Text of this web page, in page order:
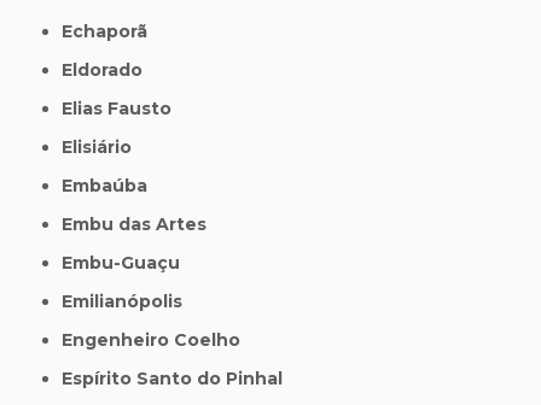
Echaporã
Eldorado
Elias Fausto
Elisiário
Embaúba
Embu das Artes
Embu-Guaçu
Emilianópolis
Engenheiro Coelho
Espírito Santo do Pinhal